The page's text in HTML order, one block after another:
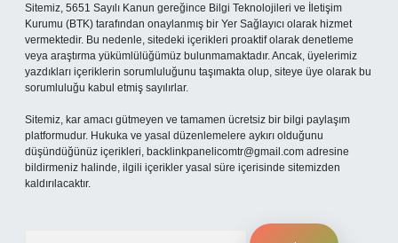
Sitemiz, 5651 Sayılı Kanun gereğince Bilgi Teknolojileri ve İletişim
Kurumu (BTK) tarafından onaylanmış bir Yer Sağlayıcı olarak hizmet
vermektedir. Bu nedenle, sitedeki içerikleri proaktif olarak denetleme
veya araştırma yükümlülüğümüz bulunmamaktadır. Ancak, üyelerimiz
yazdıkları içeriklerin sorumluluğunu taşımakta olup, siteye üye olarak bu
sorumluluğu kabul etmiş sayılırlar.
Sitemiz, kar amacı gütmeyen ve tamamen ücretsiz bir bilgi paylaşım
platformudur. Hukuka ve yasal düzenlemelere aykırı olduğunu
düşündüğünüz içerikleri, backlinkpanelicomtr@gmail.com adresine
bildirmeniz halinde, ilgili içerikler yasal süre içerisinde sitemizden
kaldırılacaktır.